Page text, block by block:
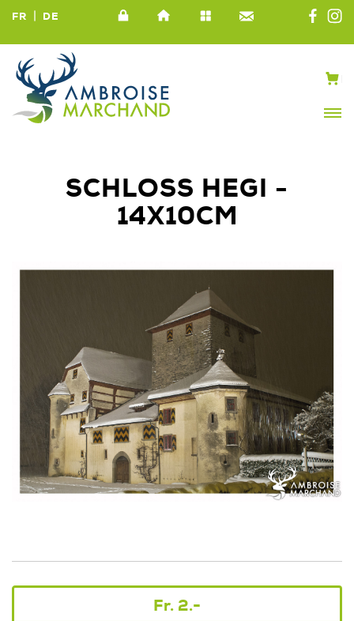
FR | DE
SCHLOSS HEGI -
14X10CM
Fr. 2.-